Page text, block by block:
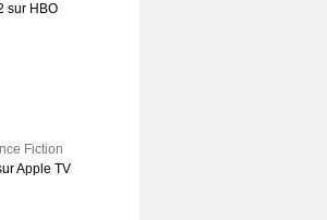
sur HBO
Fiction
Apple TV